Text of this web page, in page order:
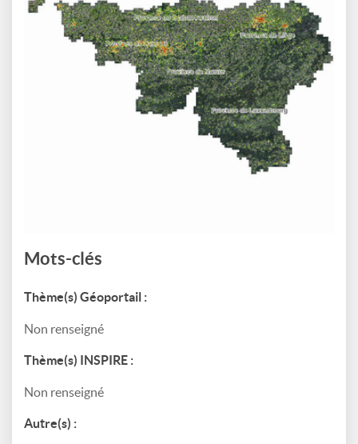
Mots-clés
Thème(s) Géoportail :
Non renseigné
Thème(s) INSPIRE :
Non renseigné
Autre(s) :